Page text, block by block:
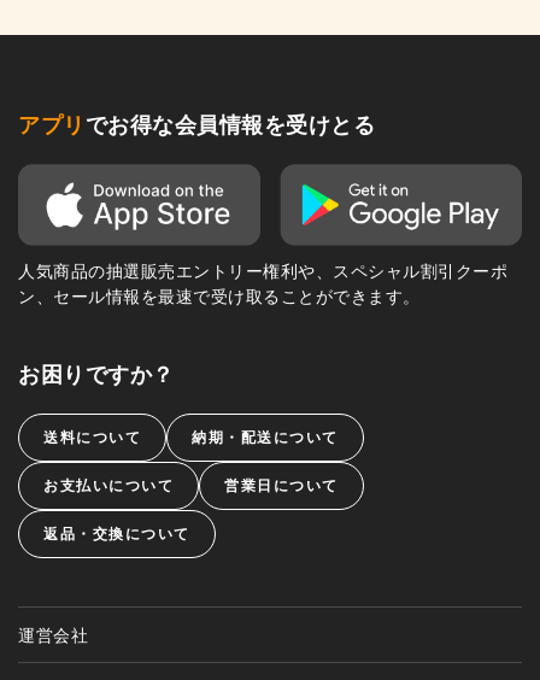
アプリ でお得な会員情報を受けとる
人気商品の抽選販売エントリー権利や、スペシャル割引クーポ
ン、セール情報を最速で受け取ることができます。
お困りですか？
送料について 納期・配送について
お支払いについて 営業日について
返品・交換について
運営会社